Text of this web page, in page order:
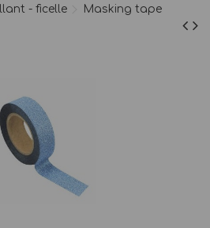
- ficelle
Masking tape